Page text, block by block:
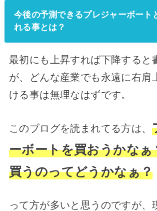
今後の予測できるプレジャーボート
れる事とは？
最初にも上昇すれば下降すると
が、どんな産業でも永遠に右肩
ける事は無理なはずです。
このブログを読まれてる方は、
ーボートを買おうかなぁ
買うのってどうかなぁ？
って方が多いと思うのですが、